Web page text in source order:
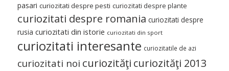
pasari curiozitati despre pesti curiozitati despre plante
curiozitati despre romania curiozitati despre
rusia curiozitati din istorie curiozitati din sport
curiozitati interesante curiozitatile de azi
curiozitati noi curiozităţi curiozităţi 2013